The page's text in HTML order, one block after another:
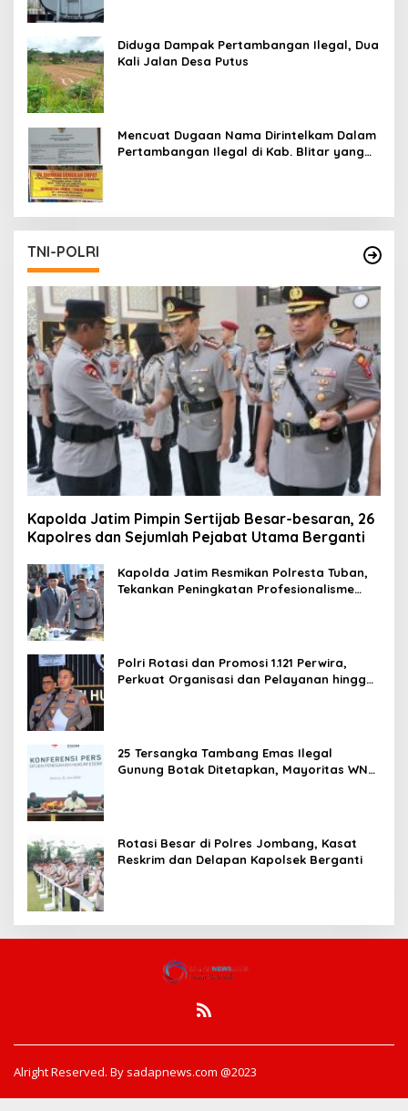
Diduga Dampak Pertambangan Ilegal, Dua
Kali Jalan Desa Putus
Mencuat Dugaan Nama Dirintelkam Dalam
Pertambangan Ilegal di Kab. Blitar yang
TNI-POLRI
Kapolda Jatim Pimpin Sertijab Besar-besaran, 26
Kapolres dan Sejumlah Pejabat Utama Berganti
Kapolda Jatim Resmikan Polresta Tuban,
Tekankan Peningkatan Profesionalisme
Polri Rotasi dan Promosi 1.121 Perwira,
Perkuat Organisasi dan Pelayanan hingga
25 Tersangka Tambang Emas Ilegal
Gunung Botak Ditetapkan, Mayoritas WN
Rotasi Besar di Polres Jombang, Kasat
Reskrim dan Delapan Kapolsek Berganti
Alright Reserved. By sadapnews.com @2023